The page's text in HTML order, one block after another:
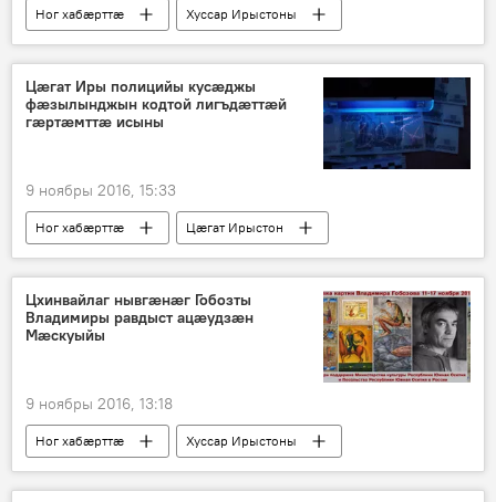
Ног хабӕрттӕ Хуссар Ирыстоны
Цӕгат Иры полицийы кусӕджы
фӕзылынджын кодтой лигъдӕттӕй
гӕртӕмттӕ исыны
9 ноябры 2016, 15:33
Ног хабӕрттӕ Цӕгат Ирыстон
Цхинвайлаг нывгӕнӕг Гобозты
Владимиры равдыст ацæудзæн
Мæскуыйы
9 ноябры 2016, 13:18
Ног хабӕрттӕ Хуссар Ирыстоны